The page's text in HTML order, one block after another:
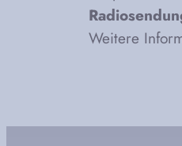
Weitere